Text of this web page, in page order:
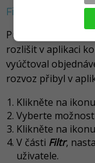
Filtrování financí
Pro bližší evidenci
rozlišit v aplikaci
vyúčtoval
rozvoz přibyl v
Klikněte na ikonu
Vyberte možnost
Klikněte na ikonu
V části Filtr,
uživatele.